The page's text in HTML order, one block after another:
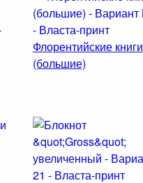
Флорентийские книги
(большие)